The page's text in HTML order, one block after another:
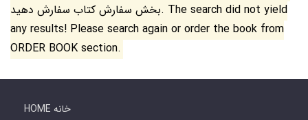
بخش سفارش کتاب سفارش دهید. The search did not yield
any results! Please search again or order the book from
ORDER BOOK section.
HOME خانه